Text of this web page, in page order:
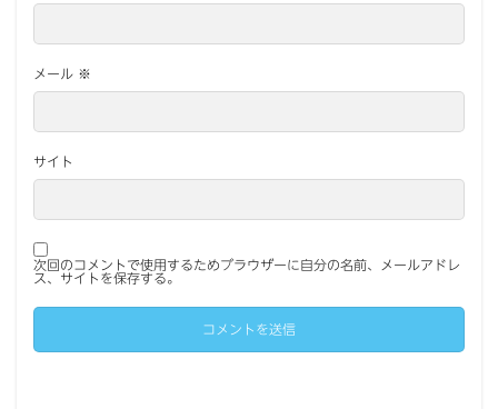
メール ※
サイト
次回のコメントで使用するためブラウザーに自分の名前、メールアドレ
ス、サイトを保存する。